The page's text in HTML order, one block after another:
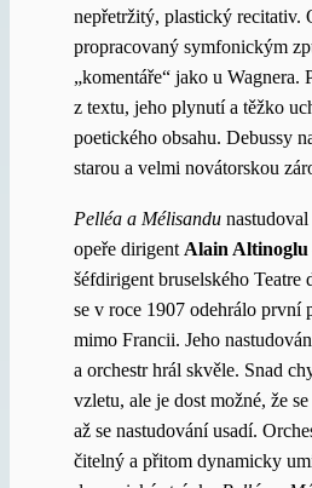
nepřetržitý, plastický recitativ.
propracovaný symfonickým
„komentáře“ jako u Wagnera.
z textu, jeho plynutí a těžko
poetického obsahu. Debussy
starou a velmi novátorskou
Pelléa a Mélisandunastudoval
opeře dirigent Alain Altinoglu
šéfdirigent bruselského Teatre
se v roce 1907 odehrálo první
mimo Francii. Jeho
a orchestr hrál skvěle. Snad
vzletu, ale je dost možné, že
až se nastudování usadí.
čitelný a přitom dynamicky